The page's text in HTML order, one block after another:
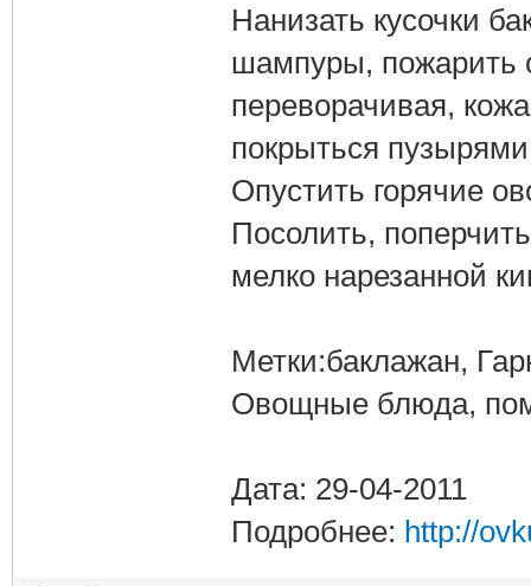
Нанизать кусочки
шампуры, пожарить
переворачивая,
покрыться
Опустить горячие
Посолить,
мелко нарезанной
Метки:баклажан,
Овощные блюда,
Дата: 29-04-2011
Подробнее: http://